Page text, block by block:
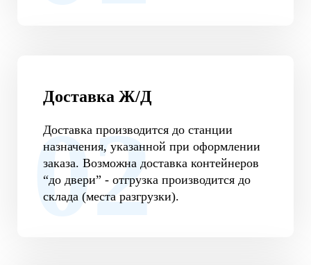
Доставка Ж/Д
Доставка производится до станции
назначения, указанной при оформлении
заказа. Возможна доставка контейнеров
“до двери” - отгрузка производится до
склада (места разгрузки).